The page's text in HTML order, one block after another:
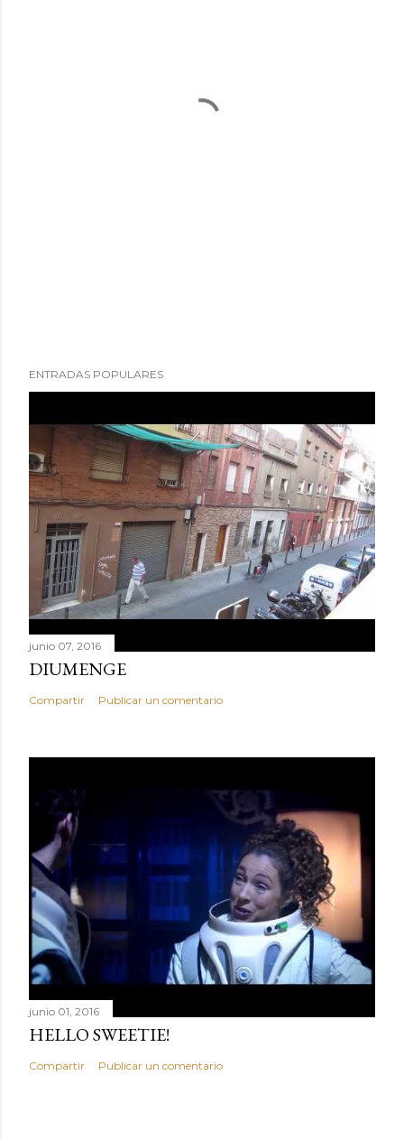
ENTRADAS POPULARES
junio 07, 2016
DIUMENGE
Compartir Publicar un comentario
junio 01, 2016
HELLO SWEETIE!
Compartir Publicar un comentario